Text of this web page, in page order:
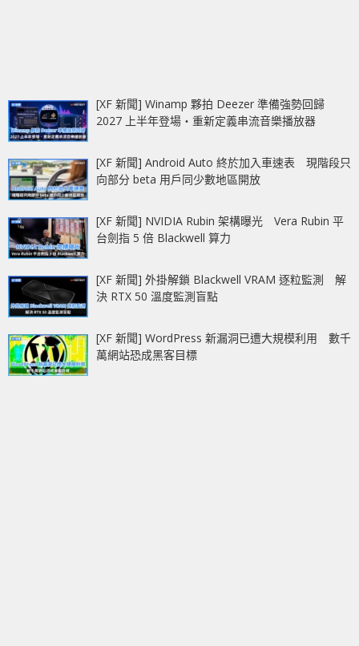
[XF 新聞] Winamp 夥拍 Deezer 準備強勢回歸
2027 上半年登場‧重新定義串流音樂播放器
[XF 新聞] Android Auto 終於加入車速表 現階段只
向部分 beta 用戶同少數地區開放
[XF 新聞] NVIDIA Rubin 架構曝光 Vera Rubin 平
台劍指 5 倍 Blackwell 算力
[XF 新聞] 外掛解鎖 Blackwell VRAM 逐粒監測 解
決 RTX 50 溫度監測盲點
[XF 新聞] WordPress 新漏洞已遭大規模利用 數千
萬網站恐成黑客目標